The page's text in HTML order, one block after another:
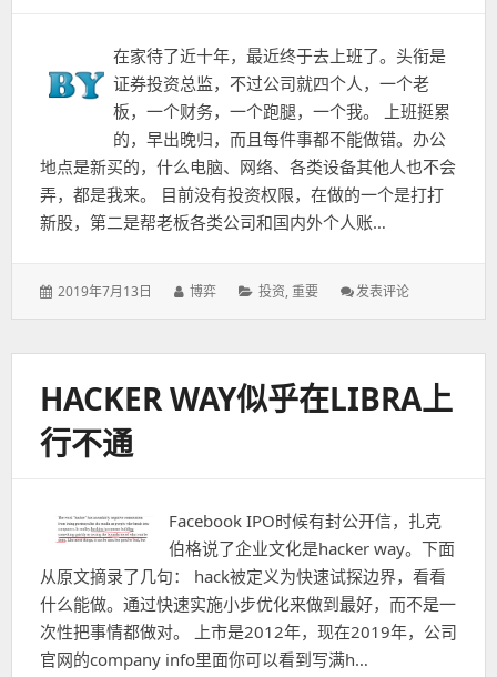
在家待了近十年，最近终于去上班了。头衔是
证券投资总监，不过公司就四个人，一个老
板，一个财务，一个跑腿，一个我。 上班挺累
的，早出晚归，而且每件事都不能做错。办公
地点是新买的，什么电脑、网络、各类设备其他人也不会
弄，都是我来。 目前没有投资权限，在做的一个是打打
新股，第二是帮老板各类公司和国内外个人账…
发
2019年7月13日
作
博弈
分
投资,重要 发表评论: 上
HACKER WAY似乎在LIBRA上
行不通
Facebook IPO时候有封公开信，扎克
伯格说了企业文化是hacker way。下面
从原文摘录了几句： hack被定义为快速试探边界，看看
什么能做。通过快速实施小步优化来做到最好，而不是一
次性把事情都做对。 上市是2012年，现在2019年，公司
官网的company info里面你可以看到写满h…